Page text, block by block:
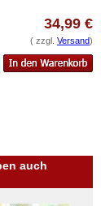
34,99 €
( zzgl. Versand)
auch